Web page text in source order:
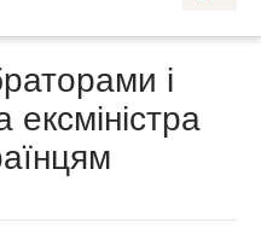
і
ексміністра